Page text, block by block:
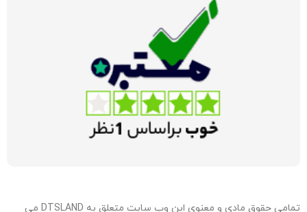
تمامی حقوق مادی و معنوی این وب سایت متعلق به DTSLAND می